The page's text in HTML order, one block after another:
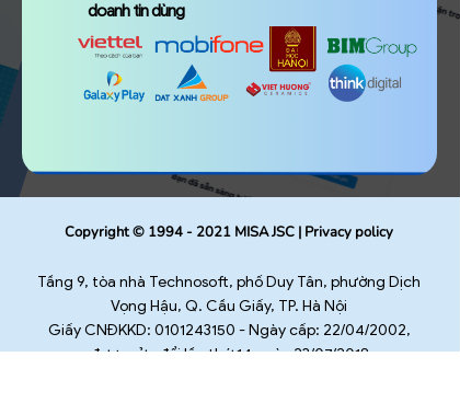
doanh tin dùng
Copyright © 1994 - 2021 MISA JSC | Privacy policy
Tầng 9, tòa nhà Technosoft, phố Duy Tân, phường Dịch
Vọng Hậu, Q. Cầu Giấy, TP. Hà Nội
Giấy CNĐKKD: 0101243150 - Ngày cấp: 22/04/2002,
được sửa đổi lần thứ 14 ngày 23/07/2018